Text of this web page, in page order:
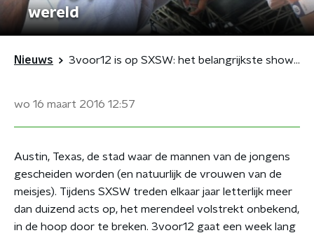
wereld
Nieuws 3voor12 is op SXSW: het belangrijkste showcasefestival ter wereld
wo 16 maart 2016 12:57
Austin, Texas, de stad waar de mannen van de jongens
gescheiden worden (en natuurlijk de vrouwen van de
meisjes). Tijdens SXSW treden elkaar jaar letterlijk meer
dan duizend acts op, het merendeel volstrekt onbekend,
in de hoop door te breken. 3voor12 gaat een week lang